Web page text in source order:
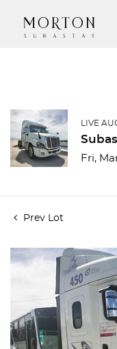
LIVE
Fri,
Prev Lot